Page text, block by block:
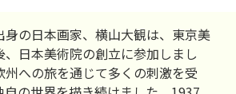
身の日本画家、横山大観は、東京美
日本美術院の創立に参加しまし
州への旅を通じて多くの刺激を受